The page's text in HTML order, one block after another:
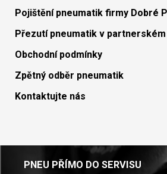
Pojištění pneumatik firmy Dobré
Přezutí pneumatik v
Obchodní podmínky
Zpětný odběr pneumatik
Kontaktujte nás
PNEU PŘÍMO DO SERVISU